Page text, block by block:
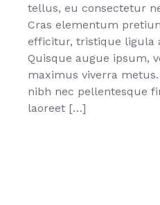
tellus, eu consectetur
Cras elementum
efficitur, tristique ligula
Quisque augue ipsum,
maximus viverra
nibh nec pellentesque
laoreet […]